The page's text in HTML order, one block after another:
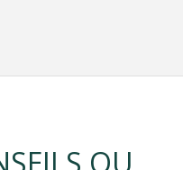
OU